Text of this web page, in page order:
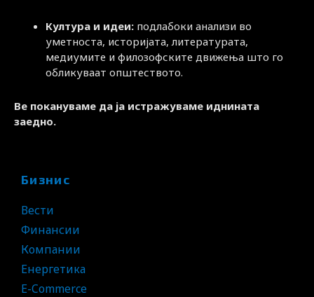
Култура и идеи: подлабоки анализи во
уметноста, историјата, литературата,
медиумите и филозофските движења што го
обликуваат општеството.
Ве покануваме да ја истражуваме иднината
заедно.
Бизнис
Вести
Финансии
Компании
Енергетика
E-Commerce